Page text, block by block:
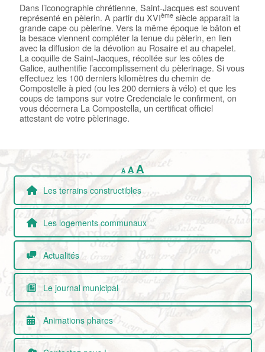
Dans l’iconographie chrétienne, Saint-Jacques est souvent
représenté en pèlerin. A partir du XVIèmesiècle apparaît la
grande cape ou pèlerine. Vers la même époque le bâton et
la besace viennent compléter la tenue du pèlerin, en lien
avec la diffusion de la dévotion au Rosaire et au chapelet.
La coquille de Saint-Jacques, récoltée sur les côtes de
Galice, authentifie l’accomplissement du pèlerinage. Si vous
effectuez les 100 derniers kilomètres du chemin de
Compostelle à pied (ou les 200 derniers à vélo) et que les
coups de tampons sur votre Credenciale le confirment, on
vous décernera La Compostella, un certificat officiel
attestant de votre pèlerinage.
A
Decrease
font
size.
A Reset
font
size.
AIncrease
font
size.
Les terrains constructibles
Les logements communaux
Actualités
Le journal municipal
Animations phares